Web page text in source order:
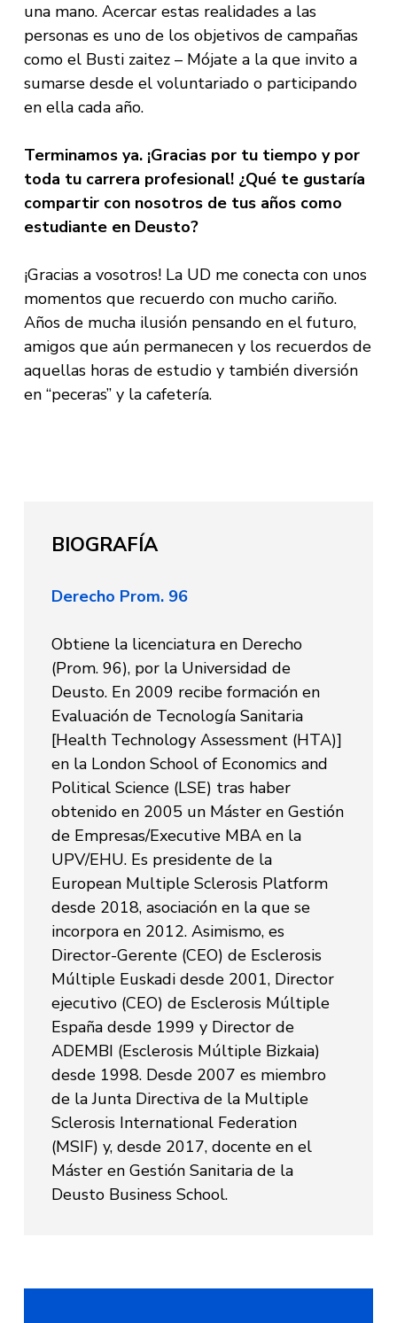
una mano. Acercar estas realidades a las
personas es uno de los objetivos de campañas
como el Busti zaitez – Mójate a la que invito a
sumarse desde el voluntariado o participando
en ella cada año.
Terminamos ya. ¡Gracias por tu tiempo y por
toda tu carrera profesional! ¿Qué te gustaría
compartir con nosotros de tus años como
estudiante en Deusto?
¡Gracias a vosotros! La UD me conecta con unos
momentos que recuerdo con mucho cariño.
Años de mucha ilusión pensando en el futuro,
amigos que aún permanecen y los recuerdos de
aquellas horas de estudio y también diversión
en “peceras” y la cafetería.
BIOGRAFÍA
Derecho Prom. 96
Obtiene la licenciatura en Derecho
(Prom. 96), por la Universidad de
Deusto. En 2009 recibe formación en
Evaluación de Tecnología Sanitaria
[Health Technology Assessment (HTA)]
en la London School of Economics and
Political Science (LSE) tras haber
obtenido en 2005 un Máster en Gestión
de Empresas/Executive MBA en la
UPV/EHU. Es presidente de la
European Multiple Sclerosis Platform
desde 2018, asociación en la que se
incorpora en 2012. Asimismo, es
Director-Gerente (CEO) de Esclerosis
Múltiple Euskadi desde 2001, Director
ejecutivo (CEO) de Esclerosis Múltiple
España desde 1999 y Director de
ADEMBI (Esclerosis Múltiple Bizkaia)
desde 1998. Desde 2007 es miembro
de la Junta Directiva de la Multiple
Sclerosis International Federation
(MSIF) y, desde 2017, docente en el
Máster en Gestión Sanitaria de la
Deusto Business School.